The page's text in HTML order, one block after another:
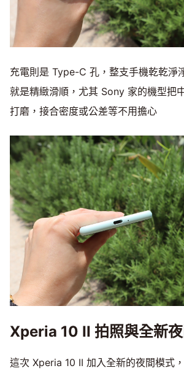
充電則是 Type-C 孔，整支手機乾乾淨
就是精緻滑順，尤其 Sony 家的機型把
打磨，接合密度或公差等不用擔心
Xperia 10 II 拍照與全新
這次 Xperia 10 II 加入全新的夜間模式